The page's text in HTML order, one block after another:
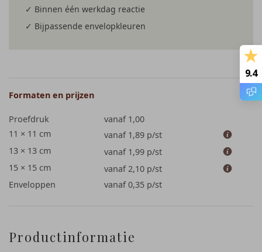
✓ Binnen één werkdag reactie
✓ Bijpassende envelopkleuren
Formaten en prijzen
Proefdruk
vanaf 1,00
11 × 11 cm
vanaf 1,89 p/st
13 × 13 cm
vanaf 1,99 p/st
15 × 15 cm
vanaf 2,10 p/st
Enveloppen
vanaf 0,35 p/st
Productinformatie
9.4